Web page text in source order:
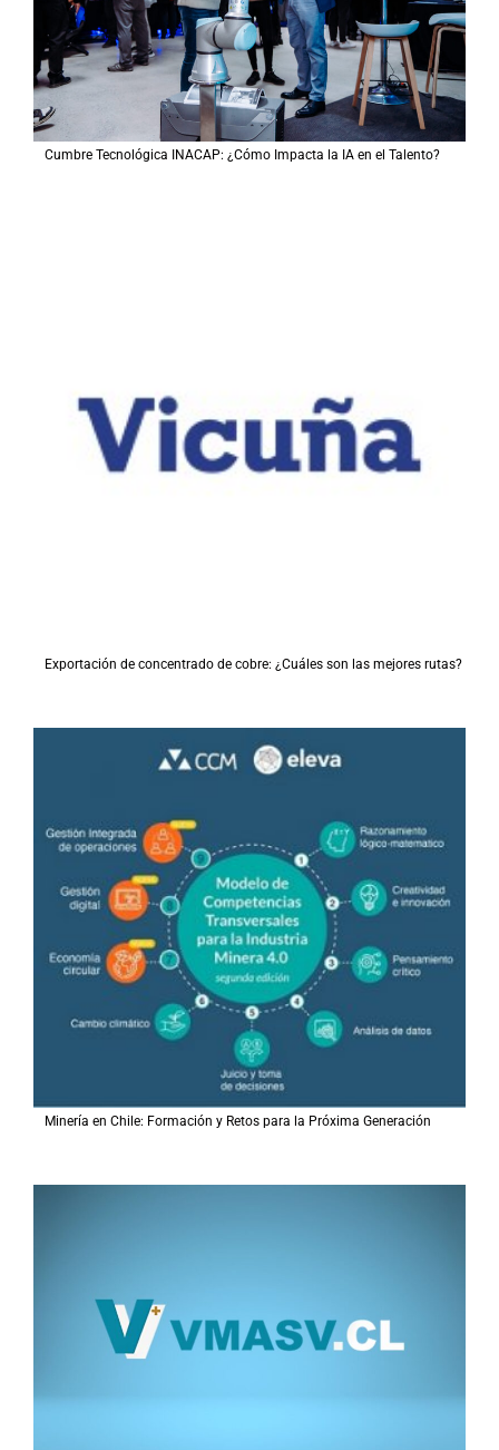
Cumbre Tecnológica INACAP: ¿Cómo Impacta la IA en el Talento?
Exportación de concentrado de cobre: ¿Cuáles son las mejores rutas?
Minería en Chile: Formación y Retos para la Próxima Generación